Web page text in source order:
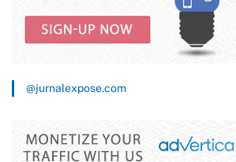
@jurnalexpose.com